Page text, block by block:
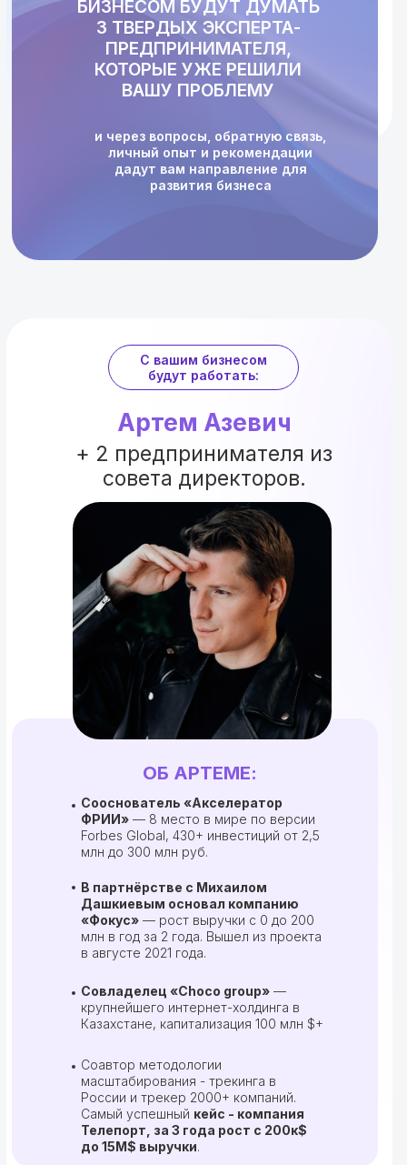
ПОДАТЬ ЗАЯВКУ НА РАЗБОР
БИЗНЕСОМ БУДУТ ДУМАТЬ
3 ТВЕРДЫХ ЭКСПЕРТА-
ПРЕДПРИНИМАТЕЛЯ,
КОТОРЫЕ УЖЕ РЕШИЛИ
ВАШУ ПРОБЛЕМУ
и через вопросы, обратную связь,
личный опыт и рекомендации
дадут вам направление для
развития бизнеса
ОБ АРТЕМЕ:
Сооснователь «Акселератор
ФРИИ» ‎ — 8 место в мире по версии
Forbes Global, 430+ инвестиций от 2,5
млн до 300 млн руб.
В партнёрстве с Михаилом
Дашкиевым основал компанию
«Фокус» — рост выручки с 0 до 200
млн в год за 2 года. Вышел из проекта
в августе 2021 года.
Совладелец «Choco group» —
крупнейшего интернет-холдинга в
Казахстане, капитализация 100 млн $+
Соавтор методологии
масштабирования - трекинга в
России и трекер 2000+ компаний.
Самый успешный кейс - компания
Телепорт, за 3 года рост с 200к$
до 15М$ выручки.
Артем Азевич
С вашим бизнесом
будут работать:
+ 2 предпринимателя из
совета директоров.